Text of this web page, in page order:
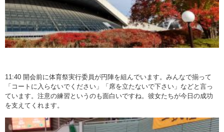
11:40 開会前に体育祭実行委員が円陣を組んでいます。みんなで揃って
「コートに入らないでください」「席を立たないで下さい」などと言っ
ています。注意の練習というのも面白いですね。彼女たちが今日の成功
を支えてくれます。